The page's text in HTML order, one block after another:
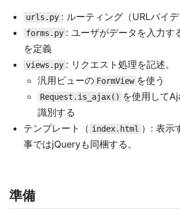
urls.py : ルーティング（URLバイデ
forms.py : ユーザがデータを入力す
を定義
views.py : リクエスト処理を記述。
汎用ビューの FormView を使う
Request.is_ajax() を使用して
識別する
テンプレート（ index.html ）: 表示
事ではjQueryも同梱する。
準備